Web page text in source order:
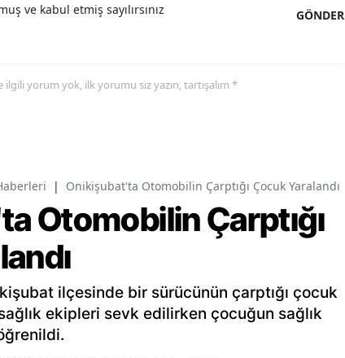
GÖNDER
ve kabul etmiş sayılırsınız
ilgili yorum yok, ilk yorumu siz yazın, tartışalım *
| Onikişubat'ta Otomobilin Çarptığı Çocuk Yaralandı
Otomobilin Çarptığı
ilçesinde bir sürücünün çarptığı çocuk
ekipleri sevk edilirken çocuğun sağlık